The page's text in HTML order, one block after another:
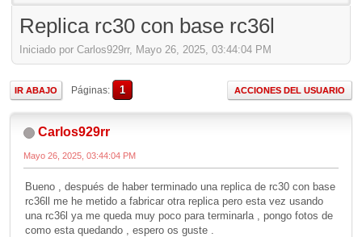
Replica rc30 con base rc36l
Iniciado por Carlos929rr, Mayo 26, 2025, 03:44:04 PM
IR ABAJO Páginas 1 ACCIONES DEL USUARIO
Carlos929rr
Mayo 26, 2025, 03:44:04 PM
Bueno , después de haber terminado una replica de rc30 con base
rc36ll me he metido a fabricar otra replica pero esta vez usando
una rc36l ya me queda muy poco para terminarla , pongo fotos de
como esta quedando , espero os guste .